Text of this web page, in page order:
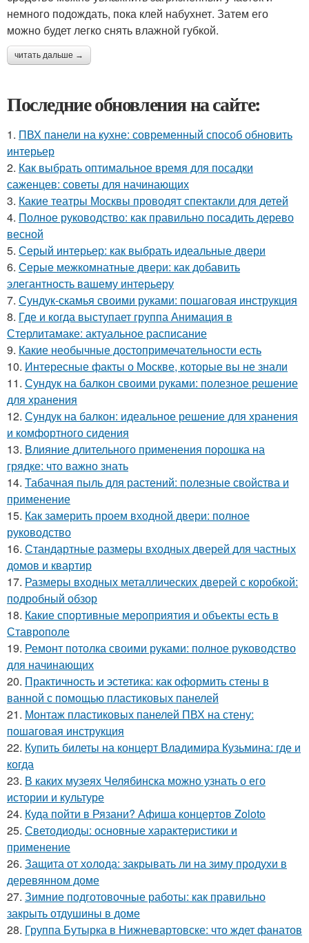
немного подождать, пока клей набухнет. Затем его
можно будет легко снять влажной губкой.
читать дальше →
Последние обновления на сайте:
1. ПВХ панели на кухне: современный способ обновить
интерьер
2. Как выбрать оптимальное время для посадки
саженцев: советы для начинающих
3. Какие театры Москвы проводят спектакли для детей
4. Полное руководство: как правильно посадить дерево
весной
5. Серый интерьер: как выбрать идеальные двери
6. Серые межкомнатные двери: как добавить
элегантность вашему интерьеру
7. Сундук-скамья своими руками: пошаговая инструкция
8. Где и когда выступает группа Анимация в
Стерлитамаке: актуальное расписание
9. Какие необычные достопримечательности есть
10. Интересные факты о Москве, которые вы не знали
11. Сундук на балкон своими руками: полезное решение
для хранения
12. Сундук на балкон: идеальное решение для хранения
и комфортного сидения
13. Влияние длительного применения порошка на
грядке: что важно знать
14. Табачная пыль для растений: полезные свойства и
применение
15. Как замерить проем входной двери: полное
руководство
16. Стандартные размеры входных дверей для частных
домов и квартир
17. Размеры входных металлических дверей с коробкой:
подробный обзор
18. Какие спортивные мероприятия и объекты есть в
Ставрополе
19. Ремонт потолка своими руками: полное руководство
для начинающих
20. Практичность и эстетика: как оформить стены в
ванной с помощью пластиковых панелей
21. Монтаж пластиковых панелей ПВХ на стену:
пошаговая инструкция
22. Купить билеты на концерт Владимира Кузьмина: где и
когда
23. В каких музеях Челябинска можно узнать о его
истории и культуре
24. Куда пойти в Рязани? Афиша концертов Zoloto
25. Светодиоды: основные характеристики и
применение
26. Защита от холода: закрывать ли на зиму продухи в
деревянном доме
27. Зимние подготовочные работы: как правильно
закрыть отдушины в доме
28. Группа Бутырка в Нижневартовске: что ждет фанатов